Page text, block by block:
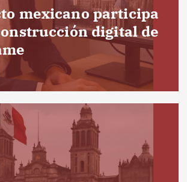
mexicano participa
digital de